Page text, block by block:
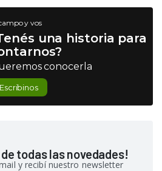
y vos
una historia para
conocerla
Escribinos
todas las novedades!
y recibí nuestro newsletter